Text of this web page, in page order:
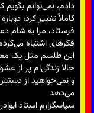
دادم، نمی‌توانم
کاملاً تغییر کرد،
فرستاد، مرا به شام
فکرهای اشتباه
این طلسم مثل یک
حالا زندگی‌ام پر از
و نمی‌خواهید از
می‌دهد
سپاسگزارم استاد